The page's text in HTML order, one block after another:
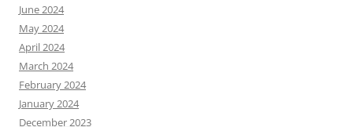
June 2024
May 2024
April 2024
March 2024
February 2024
January 2024
December 2023